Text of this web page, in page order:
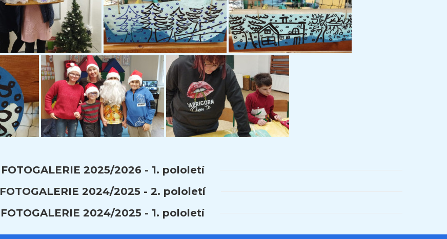
FOTOGALERIE 2025/2026 - 1. pololetí
FOTOGALERIE 2024/2025 - 2. pololetí
FOTOGALERIE 2024/2025 - 1. pololetí